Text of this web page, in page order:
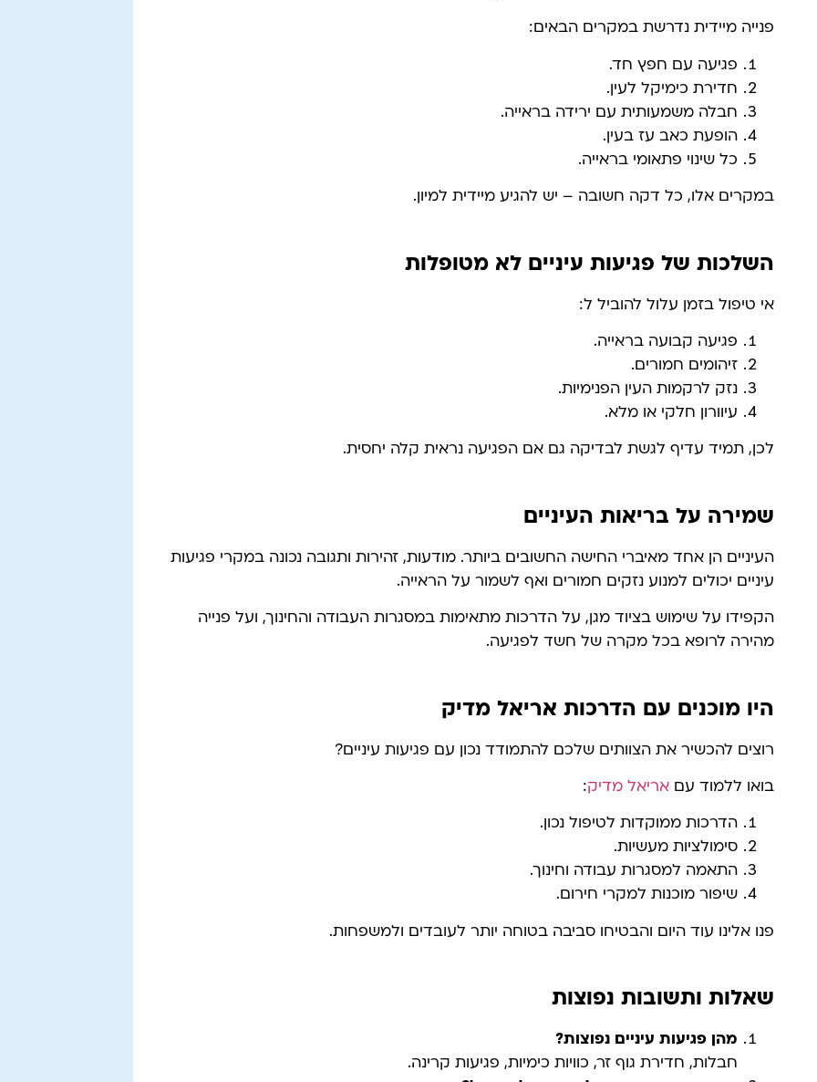
פנייה מיידית נדרשת במקרים הבאים:
פגיעה עם חפץ חד.
חדירת כימיקל לעין.
חבלה משמעותית עם ירידה בראייה.
הופעת כאב עז בעין.
כל שינוי פתאומי בראייה.
במקרים אלו, כל דקה חשובה – יש להגיע מיידית למיון.
השלכות של פגיעות עיניים לא מטופלות
אי טיפול בזמן עלול להוביל ל:
פגיעה קבועה בראייה.
זיהומים חמורים.
נזק לרקמות העין הפנימיות.
עיוורון חלקי או מלא.
לכן, תמיד עדיף לגשת לבדיקה גם אם הפגיעה נראית קלה יחסית.
שמירה על בריאות העיניים
העיניים הן אחד מאיברי החישה החשובים ביותר. מודעות, זהירות ותגובה נכונה במקרי פגיעות
עיניים יכולים למנוע נזקים חמורים ואף לשמור על הראייה.
הקפידו על שימוש בציוד מגן, על הדרכות מתאימות במסגרות העבודה והחינוך, ועל פנייה
מהירה לרופא בכל מקרה של חשד לפגיעה.
היו מוכנים עם הדרכות אריאל מדיק
רוצים להכשיר את הצוותים שלכם להתמודד נכון עם פגיעות עיניים?
בואו ללמוד עםאריאל מדיק:
הדרכות ממוקדות לטיפול נכון.
סימולציות מעשיות.
התאמה למסגרות עבודה וחינוך.
שיפור מוכנות למקרי חירום.
פנו אלינו עוד היום והבטיחו סביבה בטוחה יותר לעובדים ולמשפחות.
שאלות ותשובות נפוצות
מהן פגיעות עיניים נפוצות?
חבלות, חדירת גוף זר, כוויות כימיות, פגיעות קרינה.